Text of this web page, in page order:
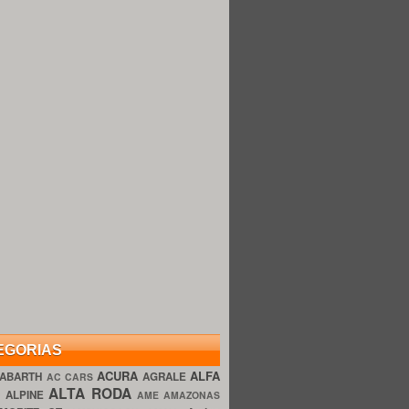
ABARTH AC CARS ACURA AGRALE ALFA
ALPINEALTA RODA AME AMAZONAS